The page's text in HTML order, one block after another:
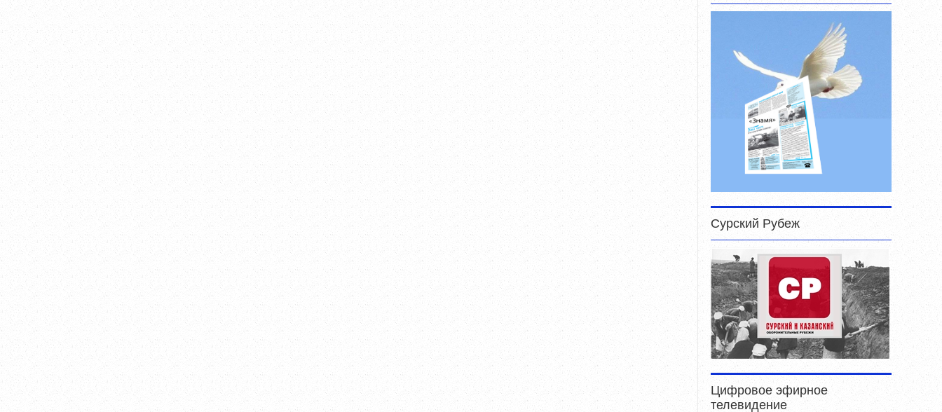
Сурский Рубеж
Цифровое эфирное
телевидение